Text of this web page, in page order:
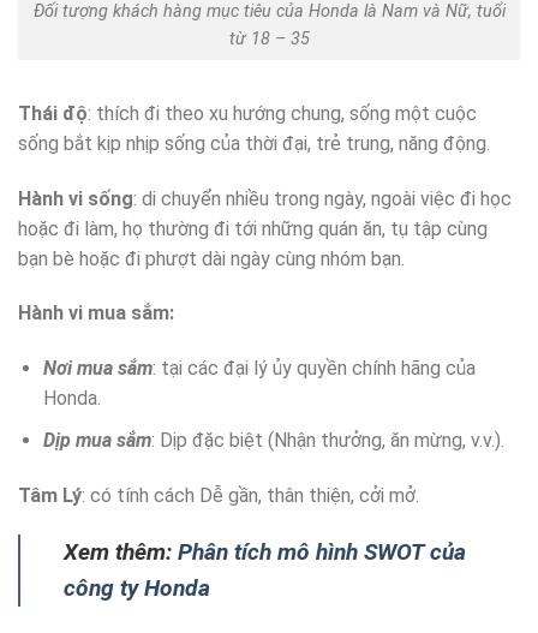
Đối tượng khách hàng mục tiêu của Honda là Nam và Nữ, tuổi
từ 18 – 35
Thái độ: thích đi theo xu hướng chung, sống một cuộc
sống bắt kịp nhịp sống của thời đại, trẻ trung, năng động.
Hành vi sống: di chuyển nhiều trong ngày, ngoài việc đi học
hoặc đi làm, họ thường đi tới những quán ăn, tụ tập cùng
bạn bè hoặc đi phượt dài ngày cùng nhóm bạn.
Hành vi mua sắm:
Nơi mua sắm: tại các đại lý ủy quyền chính hãng của
Honda.
Dịp mua sắm: Dịp đặc biệt (Nhận thưởng, ăn mừng, v.v.).
Tâm Lý: có tính cách Dễ gần, thân thiện, cởi mở.
Xem thêm: Phân tích mô hình SWOT của
công ty Honda